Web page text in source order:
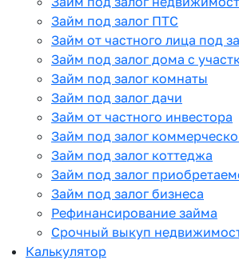
Займ под залог ПТС
Займ от частного лица под
Займ под залог дома с
Займ под залог комнаты
Займ под залог дачи
Займ от частного инвестора
Займ под залог
Займ под залог коттеджа
Займ под залог
Займ под залог бизнеса
Рефинансирование займа
Срочный выкуп
Калькулятор